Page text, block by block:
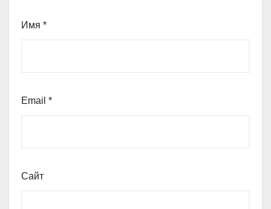
Имя *
Email *
Сайт